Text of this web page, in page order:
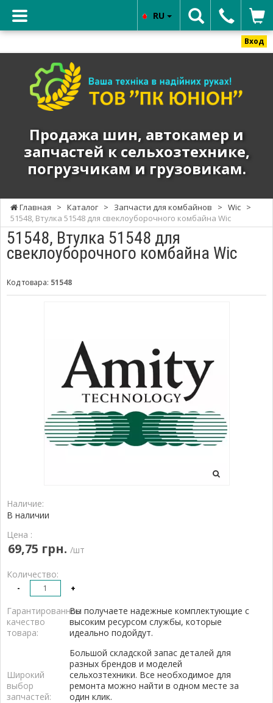
Вход
ЮНИОН"
автокамер
запчастей
к
сельхозтехнике,
погрузчикам
грузовикам.
Продажа шин, автокамер и
запчастей к сельхозтехнике,
погрузчикам и грузовикам.
RU
Главная > Каталог > Запчасти для комбайнов > Wic >
51548, Втулка 51548 для свеклоуборочного комбайна Wic
51548, Втулка 51548 для
свеклоуборочного комбайна Wic
Код товара: 51548
Наличие:
В наличии
Цена :
69,75 грн. /шт
Количество:
- +
Гарантированное
качество
товара:
Вы получаете надежные комплектующие с
высоким ресурсом службы, которые
идеально подойдут.
Широкий
выбор
запчастей:
Большой складской запас деталей для
разных брендов и моделей
сельхозтехники. Все необходимое для
ремонта можно найти в одном месте за
один клик.